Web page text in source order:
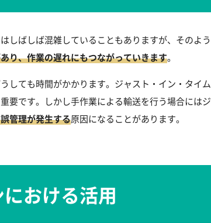
しばしば混雑していることもありますが、そのよ
り、作業の遅れにもつながっていきます。
しても時間がかかります。ジャスト・イン・タイ
要です。しかし手作業による輸送を行う場合には
管理が発生する原因になることがあります。
おける活用